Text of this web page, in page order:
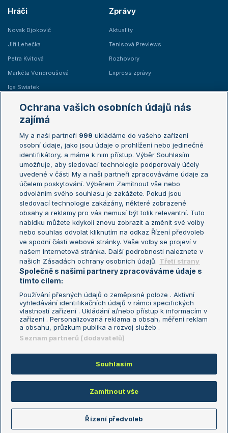
Hráči
Novak Djokovič
Jiří Lehečka
Petra Kvitová
Markéta Vondroušová
Iga Swiatek
Zprávy
Aktuality
Tenisová Previews
Rozhovory
Express zprávy
Žebříčky
Žebříček ATP (muži)
Žebříček WTA (ženy)
Sázkařský žebříček
Australian Open
French Open
Wimbledon
US Open
Turnaj mistrů
Turnaj mistryň
Aktualní trendy
Fotbalové přestupy
Livesport Daily
LS Prague Open
Podmínky užití
Nastavení soukromí
GDPR a žurnalistika
Reklama
Kontakt
Informace o zpracování osobních
údajů
Copyright © 2008-2026 TenisPortal.cz. Využíváme zpravodajství ČTK.
Ochrana vašich osobních údajů nás
zajímá
My a naši partneři 999 ukládáme do vašeho zařízení
osobní údaje, jako jsou údaje o prohlížení nebo jedinečné
identifikátory, a máme k nim přístup. Výběr Souhlasím
umožňuje, aby sledovací technologie podporovaly účely
uvedené v části My a naši partneři zpracováváme údaje za
účelem poskytování. Výběrem Zamítnout vše nebo
odvoláním svého souhlasu je zakážete. Pokud jsou
sledovací technologie zakázány, některé zobrazené
obsahy a reklamy pro vás nemusí být tolik relevantní. Tuto
nabídku můžete kdykoli znovu zobrazit a změnit své volby
nebo souhlas odvolat kliknutím na odkaz Řízení předvoleb
ve spodní části webové stránky. Vaše volby se projeví v
našem Internetová stránka. Další podrobnosti naleznete v
našich Zásadách ochrany osobních údajů. Třetí strany
Společně s našimi partnery zpracováváme údaje s
tímto cílem:
Používání přesných údajů o zeměpisné poloze . Aktivní
vyhledávání identifikačních údajů v rámci specifických
vlastností zařízení . Ukládání a/nebo přístup k informacím v
zařízení . Personalizovaná reklama a obsah, měření reklam
a obsahu, průzkum publika a rozvoj služeb .
Seznam partnerů (dodavatelů)
Souhlasím
Zamítnout vše
Řízení předvoleb